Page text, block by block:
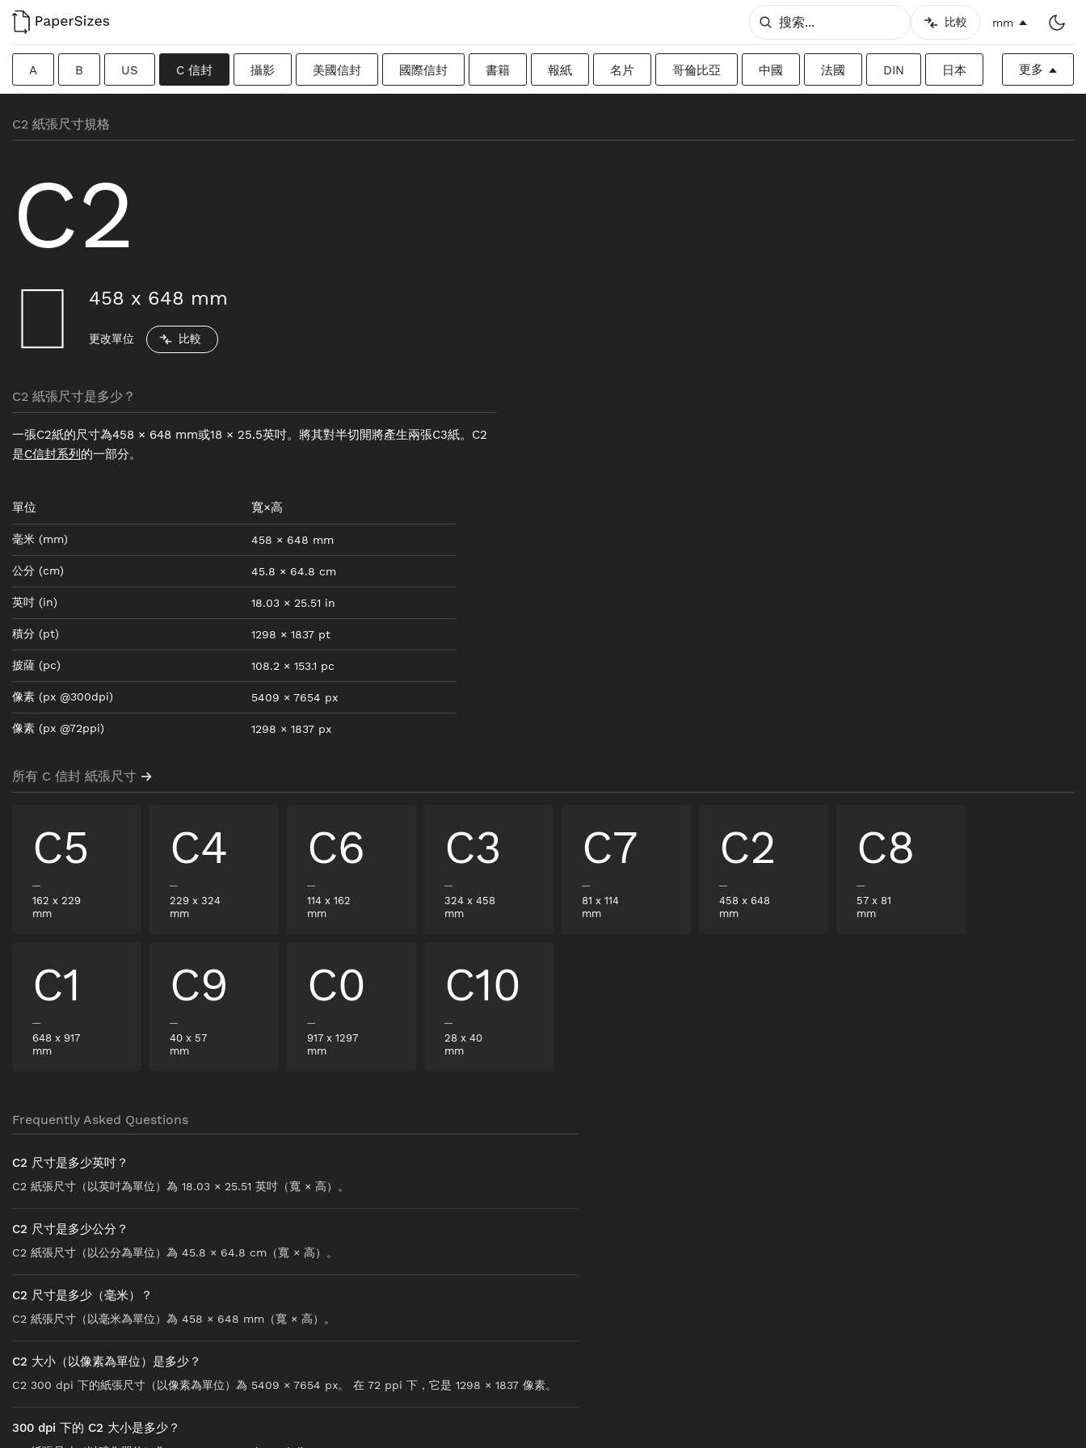
比較 mm
A B US C 信封 攝影 美國信封 國際信封 書籍 報紙 名片 哥倫比亞 中國 法國 DIN 日本 更多
C2 紙張尺寸規格
C2
458 x 648 mm
更改單位 比較
C2 紙張尺寸是多少？
一張C2紙的尺寸為458 × 648 mm或18 × 25.5英吋。將其對半切開將產生兩張C3紙。C2
是C信封系列 的一部分。
單位 寬×高
毫米 (mm) 458 × 648 mm
公分 (cm) 45.8 × 64.8 cm
英吋 (in) 18.03 × 25.51 in
積分 (pt) 1298 × 1837 pt
披薩 (pc) 108.2 × 153.1 pc
像素 (px @300dpi) 5409 × 7654 px
像素 (px @72ppi) 1298 × 1837 px
所有 C 信封 紙張尺寸
C5
162 x 229
mm
C4
229 x 324
mm
C6
114 x 162
mm
C3
324 x 458
mm
C7
81 x 114
mm
C2
458 x 648
mm
C8
57 x 81
mm
C1
648 x 917
mm
C9
40 x 57
mm
C0
917 x 1297
mm
C10
28 x 40
mm
Frequently Asked Questions
C2 尺寸是多少英吋？
C2 紙張尺寸（以英吋為單位）為 18.03 × 25.51 英吋（寬 × 高）。
C2 尺寸是多少公分？
C2 紙張尺寸（以公分為單位）為 45.8 × 64.8 cm（寬 × 高）。
C2 尺寸是多少（毫米）？
C2 紙張尺寸（以毫米為單位）為 458 × 648 mm（寬 × 高）。
C2 大小（以像素為單位）是多少？
C2 300 dpi 下的紙張尺寸（以像素為單位）為 5409 × 7654 px。 在 72 ppi 下，它是 1298 × 1837 像素。
300 dpi 下的 C2 大小是多少？